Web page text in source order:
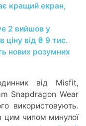
кращий екран,
2 вийшов у
ціну від ₴ 9 тис.
нових розумних
від Misfit,
Snapdragon Wear
використовують.
цим чипом минулої